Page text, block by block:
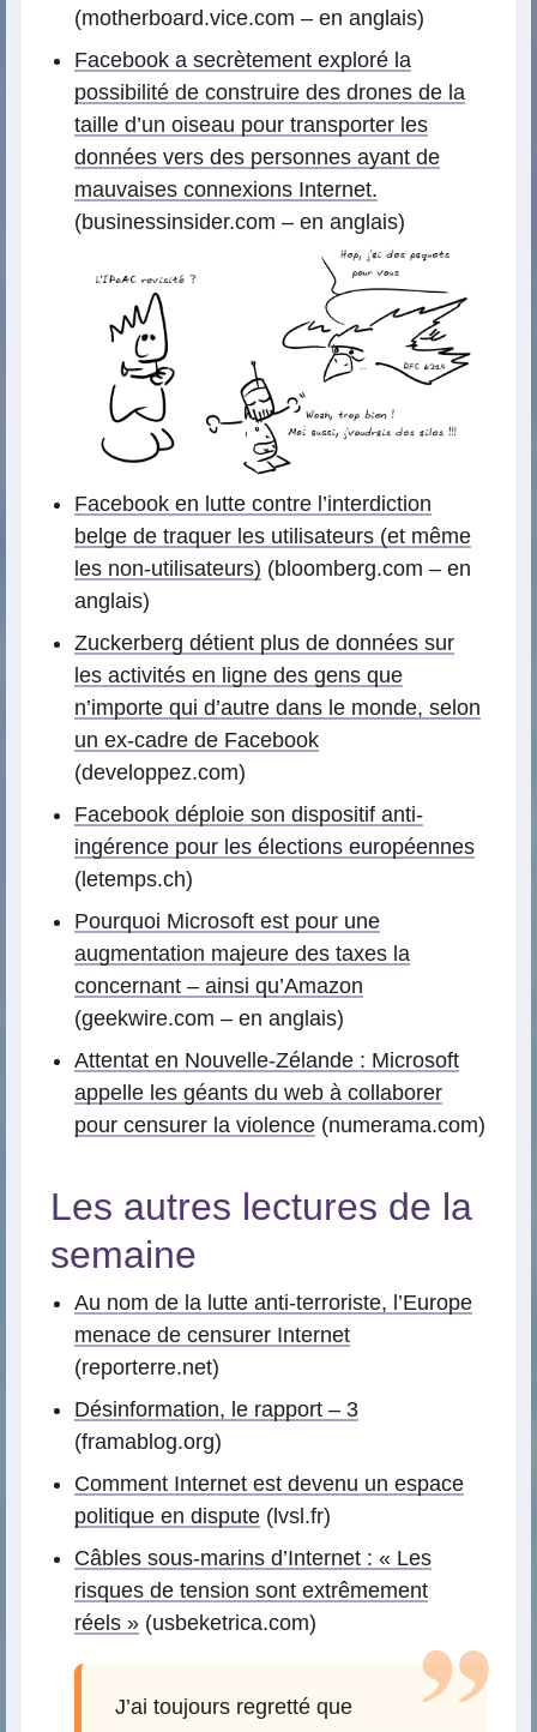
(motherboard.vice.com – en anglais)
Facebook a secrètement exploré la
possibilité de construire des drones de la
taille d’un oiseau pour transporter les
données vers des personnes ayant de
mauvaises connexions Internet.
(businessinsider.com – en anglais)
Facebook en lutte contre l’interdiction
belge de traquer les utilisateurs (et même
les non-utilisateurs) (bloomberg.com – en
anglais)
Zuckerberg détient plus de données sur
les activités en ligne des gens que
n’importe qui d’autre dans le monde, selon
un ex-cadre de Facebook
(developpez.com)
Facebook déploie son dispositif anti-
ingérence pour les élections européennes
(letemps.ch)
Pourquoi Microsoft est pour une
augmentation majeure des taxes la
concernant – ainsi qu’Amazon
(geekwire.com – en anglais)
Attentat en Nouvelle-Zélande : Microsoft
appelle les géants du web à collaborer
pour censurer la violence (numerama.com)
Les autres lectures de la
semaine
Au nom de la lutte anti-terroriste, l’Europe
menace de censurer Internet
(reporterre.net)
Désinformation, le rapport – 3
(framablog.org)
Comment Internet est devenu un espace
politique en dispute (lvsl.fr)
Câbles sous-marins d’Internet : « Les
risques de tension sont extrêmement
réels » (usbeketrica.com)
J’ai toujours regretté que